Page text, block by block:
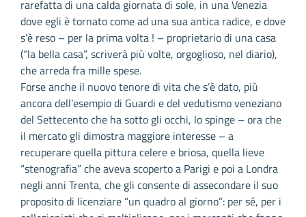
rarefatta di una calda giornata di sole, in una Venezia
dove egli è tornato come ad una sua antica radice, e dove
s’è reso – per la prima volta ! – proprietario di una casa
(“la bella casa”, scriverà più volte, orgoglioso, nel diario),
che arreda fra mille spese.
Forse anche il nuovo tenore di vita che s’è dato, più
ancora dell’esempio di Guardi e del vedutismo veneziano
del Settecento che ha sotto gli occhi, lo spinge – ora che
il mercato gli dimostra maggiore interesse – a
recuperare quella pittura celere e briosa, quella lieve
“stenografia” che aveva scoperto a Parigi e poi a Londra
negli anni Trenta, che gli consente di assecondare il suo
proposito di licenziare “un quadro al giorno”: per sé, per i